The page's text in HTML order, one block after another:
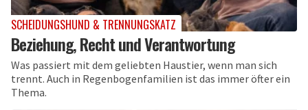
SCHEIDUNGSHUND & TRENNUNGSKATZ
Beziehung, Recht und Verantwortung
Was passiert mit dem geliebten Haustier, wenn man sich
trennt. Auch in Regenbogenfamilien ist das immer öfter ein
Thema.